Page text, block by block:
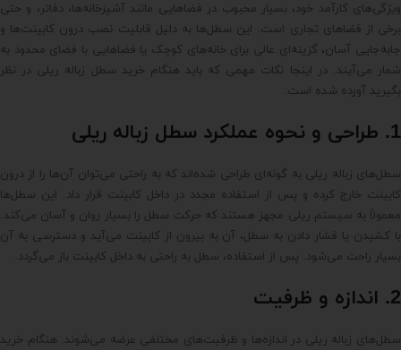
ویژگی‌های کارآمد خود، بسیار محبوب در فضاهایی مانند آشپزخانه‌ها، دفاتر، و حتی
برخی از فضاهای تجاری است. این سطل‌ها به دلیل قابلیت نصب درون کابینت‌ها و
جابه‌جایی آسان، گزینه‌ای عالی برای خانه‌های کوچک یا فضاهایی با فضای محدود به
شمار می‌آیند. در اینجا نکات مهمی که باید هنگام خرید سطل زباله ریلی در نظر
بگیرید آورده شده است.
1. طراحی و نحوه عملکرد سطل زباله ریلی
سطل‌های زباله ریلی به گونه‌ای طراحی شده‌اند که به راحتی می‌توان آن‌ها را از درون
کابینت خارج کرده و پس از استفاده مجدد در داخل کابینت قرار داد. این سطل‌ها
معمولاً به سیستم ریلی مجهز هستند که حرکت سطل را بسیار روان و آسان می‌کند.
با کشیدن یا فشار دادن به سطل، آن به بیرون از کابینت می‌آید و دسترسی به آن
بسیار راحت می‌شود. پس از استفاده، سطل به راحتی به داخل کابینت باز می‌گردد.
2. اندازه و ظرفیت
سطل‌های زباله ریلی در اندازه‌ها و ظرفیت‌های مختلفی عرضه می‌شوند. هنگام خرید